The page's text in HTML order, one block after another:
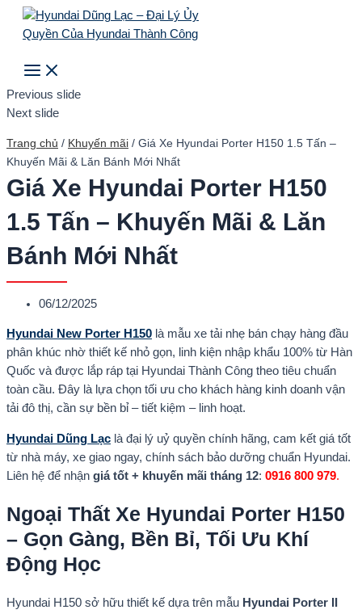
SkipMain
Menu
Previous slide
Next slide
Trang chủ / Khuyến mãi / Giá Xe Hyundai Porter H150 1.5 Tấn –
Khuyến Mãi & Lăn Bánh Mới Nhất
Giá Xe Hyundai Porter H150
1.5 Tấn – Khuyến Mãi & Lăn
Bánh Mới Nhất
06/12/2025
Hyundai New Porter H150 là mẫu xe tải nhẹ bán chạy hàng đầu
phân khúc nhờ thiết kế nhỏ gọn, linh kiện nhập khẩu 100% từ Hàn
Quốc và được lắp ráp tại Hyundai Thành Công theo tiêu chuẩn
toàn cầu. Đây là lựa chọn tối ưu cho khách hàng kinh doanh vận
tải đô thị, cần sự bền bỉ – tiết kiệm – linh hoạt.
Hyundai Dũng Lạc là đại lý uỷ quyền chính hãng, cam kết giá tốt
từ nhà máy, xe giao ngay, chính sách bảo dưỡng chuẩn Hyundai.
Liên hệ để nhận giá tốt + khuyến mãi tháng 12: 0916 800 979.
Ngoại Thất Xe Hyundai Porter H150
– Gọn Gàng, Bền Bỉ, Tối Ưu Khí
Động Học
Hyundai H150 sở hữu thiết kế dựa trên mẫu Hyundai Porter II